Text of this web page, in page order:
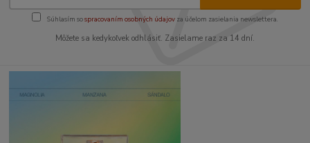
Súhlasím sospracovaním osobných údajov za účelom zasielania newslettera.
Môžete sa kedykoľvek odhlásiť. Zasielame raz za 14 dní.